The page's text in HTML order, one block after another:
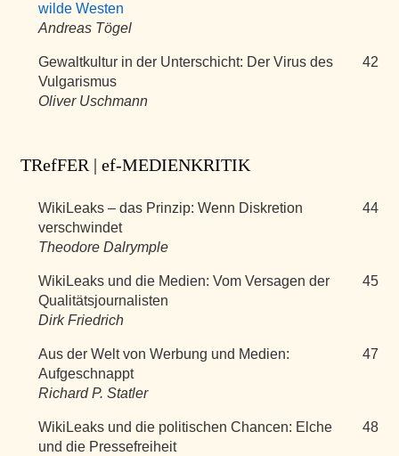
wilde Westen
Andreas Tögel
Gewaltkultur in der Unterschicht: Der Virus des
Vulgarismus
Oliver Uschmann
42
TRefFER | ef-MEDIENKRITIK
WikiLeaks – das Prinzip: Wenn Diskretion
verschwindet
Theodore Dalrymple
44
WikiLeaks und die Medien: Vom Versagen der
Qualitätsjournalisten
Dirk Friedrich
45
Aus der Welt von Werbung und Medien:
Aufgeschnappt
Richard P. Statler
47
WikiLeaks und die politischen Chancen: Elche
und die Pressefreiheit
48